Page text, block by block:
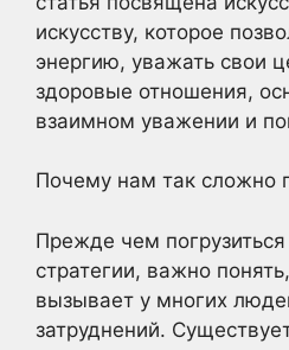
искусству, которое
энергию, уважать свои
здоровые отношения,
взаимном уважении и
Почему нам так сложно
Прежде чем погрузиться
стратегии, важно
вызывает у многих
затруднений.